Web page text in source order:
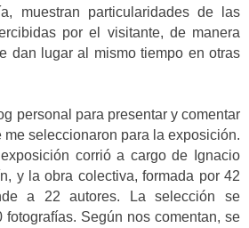
muestran particularidades de las
por el visitante, de manera
dan lugar al mismo tiempo en otras
personal para presentar y comentar
me seleccionaron para la exposición.
corrió a cargo de Ignacio
y la obra colectiva, formada por 42
a 22 autores. La selección se
fotografías. Según nos comentan, se